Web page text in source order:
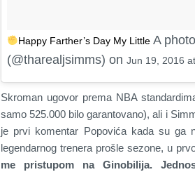
Happy Farther’s Day My Little A
(@tharealjsimms) on Jun 19, 2016
Skroman ugovor prema NBA
samo 525.000 bilo garantovano), ali i
je prvi komentar Popovića kada su ga
legendarnog trenera prošle sezone, u
me pristupom na Ginobilija.